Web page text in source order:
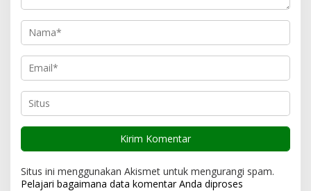
Situs ini menggunakan Akismet untuk mengurangi spam.
Pelajari bagaimana data komentar Anda diproses